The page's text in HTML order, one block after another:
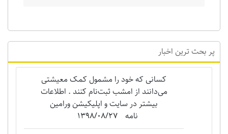
پر بحث ترین اخبار
کسانی که خود را مشمول کمک معیشتی
می‌دانند از امشب ثبت‌نام کنند . اطلاعات
بیشتر در سایت و اپلیکیشن ورامین
نامه 1398/08/27